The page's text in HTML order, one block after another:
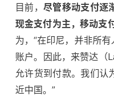
目前， 尽管移动支付逐
现金支付为主，移动支
为，“在印尼，并非所
账户。因此，来赞达（
允许货到付款。我们认
近中国。”